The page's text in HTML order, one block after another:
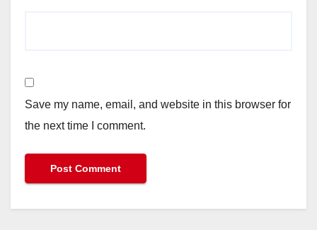
Save my name, email, and website in this browser for
the next time I comment.